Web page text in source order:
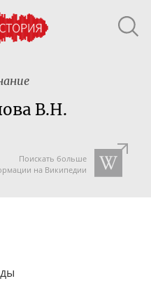
В.Н.
Поискать больше
на Википедии